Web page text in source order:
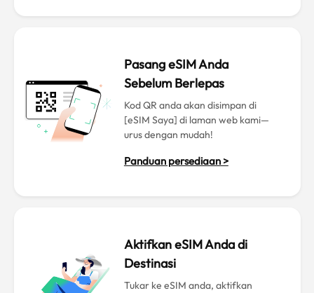
Pasang eSIM Anda
Sebelum Berlepas
Kod QR anda akan disimpan di
[eSIM Saya] di laman web kami—
urus dengan mudah!
Panduan persediaan >
Aktifkan eSIM Anda di
Destinasi
Tukar ke eSIM anda, aktifkan